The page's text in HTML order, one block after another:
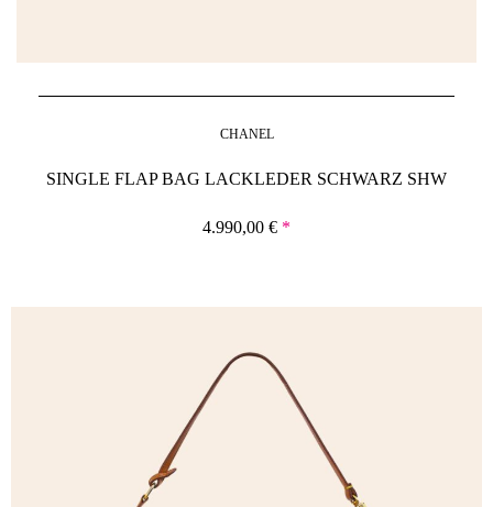
CHANEL
SINGLE FLAP BAG LACKLEDER SCHWARZ SHW
4.990,00 € *